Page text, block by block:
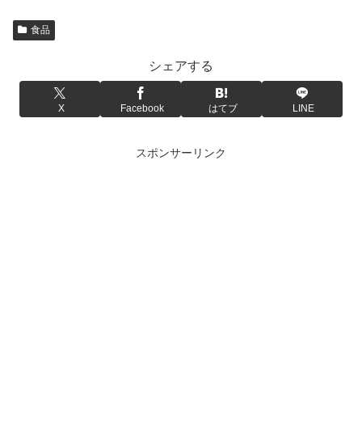
食品
シェアする
X Facebook はてブ LINE
スポンサーリンク